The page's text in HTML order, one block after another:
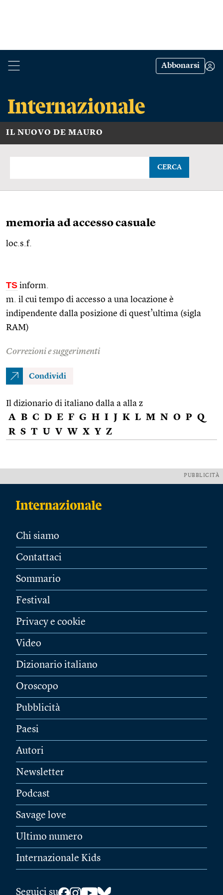
Abbonarsi
IL NUOVO DE MAURO
CERCA
memoria ad accesso casuale
loc.s.f.
TS inform.
m. il cui tempo di accesso a una locazione è
indipendente dalla posizione di quest’ultima (sigla
RAM)
Correzioni e suggerimenti
Condividi
Il dizionario di italiano dalla a alla z
A B C D E F G H I J K L M N O P Q
R S T U V W X Y Z
PUBBLICITÀ
Chi siamo
Contattaci
Sommario
Festival
Privacy e cookie
Video
Dizionario italiano
Oroscopo
Pubblicità
Paesi
Autori
Newsletter
Podcast
Savage love
Ultimo numero
Internazionale Kids
Seguici su